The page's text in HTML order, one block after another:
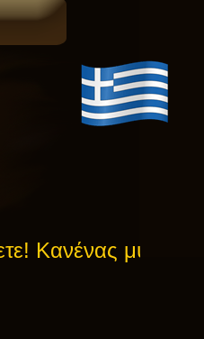
δεν είναι